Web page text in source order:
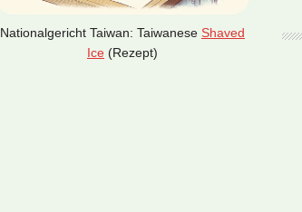
Nationalgericht Taiwan: Taiwanese Shaved
Ice (Rezept)